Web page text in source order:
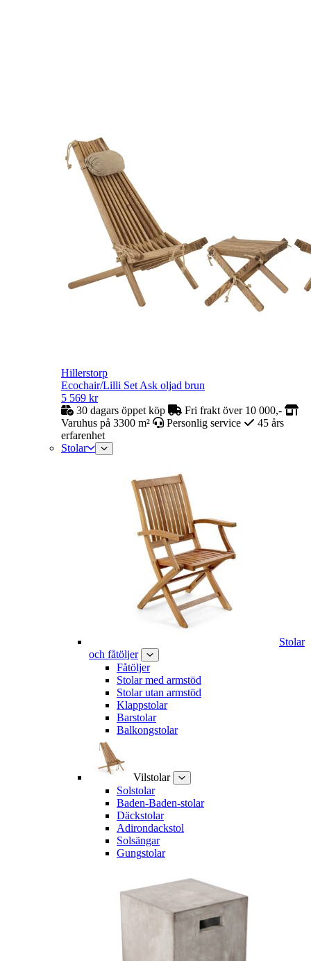
Hillerstorp
Ecochair/Lilli Set Ask oljad brun
5 569 kr
30 dagars öppet köp
Fri frakt över 10 000,-
Varuhus på 3300 m²
Personlig service
45 års
erfarenhet
Stolar
Stolar
och fåtöljer
Fåtöljer
Stolar med armstöd
Stolar utan armstöd
Klappstolar
Barstolar
Balkongstolar
Vilstolar
Solstolar
Baden-Baden-stolar
Däckstolar
Adirondackstol
Solsängar
Gungstolar